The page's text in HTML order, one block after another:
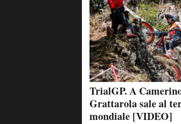
TrialGP. A
Grattarola sale al
mondiale [VIDEO]